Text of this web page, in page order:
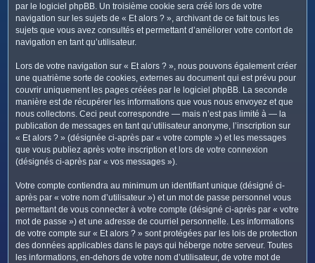
par le logiciel phpBB. Un troisième cookie sera créé lors de votre
navigation sur les sujets de « Et alors ? », archivant de ce fait tous les
sujets que vous avez consultés et permettant d’améliorer votre confort de
navigation en tant qu’utilisateur.
Lors de votre navigation sur « Et alors ? », nous pouvons également créer
une quatrième sorte de cookies, externes au document qui est prévu pour
couvrir uniquement les pages créées par le logiciel phpBB. La seconde
manière est de récupérer les informations que vous nous envoyez et que
nous collectons. Ceci peut correspondre — mais n’est pas limité à — la
publication de messages en tant qu’utilisateur anonyme, l’inscription sur
« Et alors ? » (désignée ci-après par « votre compte ») et les messages
que vous publiez après votre inscription et lors de votre connexion
(désignés ci-après par « vos messages »).
Votre compte contiendra au minimum un identifiant unique (désigné ci-
après par « votre nom d’utilisateur ») et un mot de passe personnel vous
permettant de vous connecter à votre compte (désigné ci-après par « votre
mot de passe ») et une adresse de courriel personnelle. Les informations
de votre compte sur « Et alors ? » sont protégées par les lois de protection
des données applicables dans le pays qui héberge notre serveur. Toutes
les informations, en-dehors de votre nom d’utilisateur, de votre mot de